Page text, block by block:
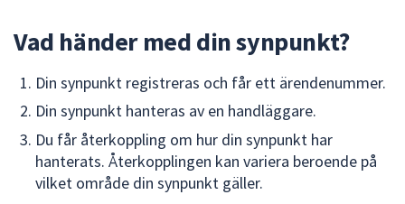
Vad händer med din synpunkt?
Din synpunkt registreras och får ett ärendenummer.
Din synpunkt hanteras av en handläggare.
Du får återkoppling om hur din synpunkt har
hanterats. Återkopplingen kan variera beroende på
vilket område din synpunkt gäller.